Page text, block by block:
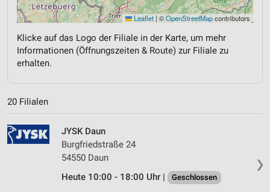
Leaflet | ©OpenStreetMapcontributors
Klicke auf das Logo der Filiale in der Karte, um mehr
Informationen (Öffnungszeiten & Route) zur Filiale zu
erhalten.
20 Filialen
❯
JYSK Daun
Burgfriedstraße 24
54550 Daun
Heute 10:00 - 18:00 Uhr |
Geschlossen